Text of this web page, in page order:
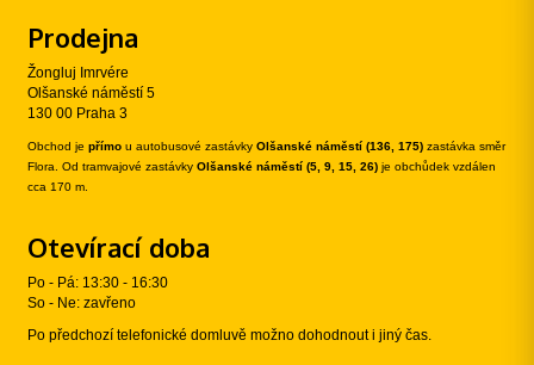
Prodejna
Žongluj Imrvére
Olšanské náměstí 5
130 00 Praha 3
Obchod je přímo u autobusové zastávky Olšanské náměstí (136, 175) zastávka směr
Flora. Od tramvajové zastávky Olšanské náměstí (5, 9, 15, 26) je obchůdek vzdálen
cca 170 m.
Otevírací doba
Po - Pá: 13:30 - 16:30
So - Ne: zavřeno
Po předchozí telefonické domluvě možno dohodnout i jiný čas.